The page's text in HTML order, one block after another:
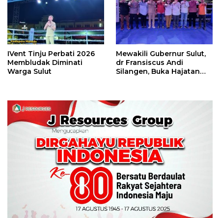
IVent Tinju Perbati 2026
Membludak Diminati
Warga Sulut
Mewakili Gubernur Sulut,
dr Fransiscus Andi
Silangen, Buka Hajatan